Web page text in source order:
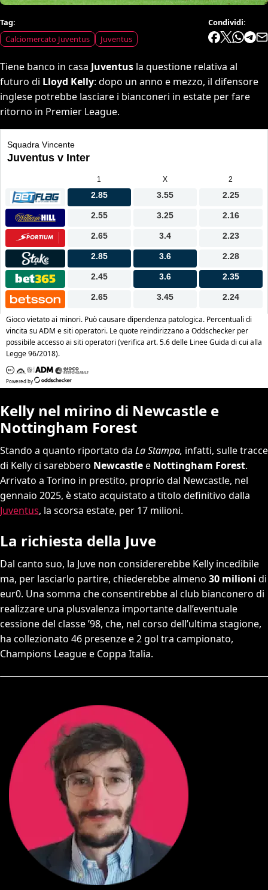
Tag:
Calciomercato Juventus
Juventus
Condividi:
Tiene banco in casa Juventus la questione relativa al
futuro di Lloyd Kelly: dopo un anno e mezzo, il difensore
inglese potrebbe lasciare i bianconeri in estate per fare
ritorno in Premier League.
Kelly nel mirino di Newcastle e
Nottingham Forest
Stando a quanto riportato da La Stampa, infatti, sulle tracce
di Kelly ci sarebbero Newcastlee Nottingham Forest.
Arrivato a Torino in prestito, proprio dal Newcastle, nel
gennaio 2025, è stato acquistato a titolo definitivo dalla
Juventus, la scorsa estate, per 17 milioni.
La richiesta della Juve
Dal canto suo, la Juve non considererebbe Kelly incedibile
ma, per lasciarlo partire, chiederebbe almeno 30 milioni di
eur0. Una somma che consentirebbe al club bianconero di
realizzare una plusvalenza importante dall’eventuale
cessione del classe ’98, che, nel corso dell’ultima stagione,
ha collezionato 46 presenze e 2 gol tra campionato,
Champions League e Coppa Italia.